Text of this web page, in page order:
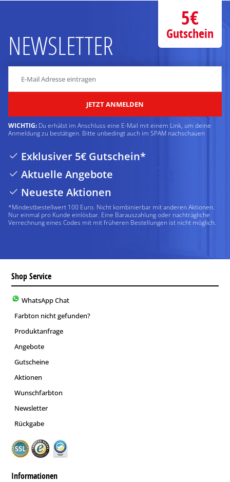
NEWSLETTER
JETZT ANMELDEN
WICHTIG: Du erhälst im Anschluss eine E-Mail mit einem Link, um deine
Anmeldung zu bestätigen. Bitte unbedingt auch im SPAM nachschauen
Exklusiver 5€ Gutschein*
Aktuelle Angebote
Neueste Aktionen
*Mindestbestellwert 100 Euro. Nicht kombinierbar mit anderen Aktionen.
Nur einmal pro Kunde einlösbar. Eine Barauszahlung oder nachträgliche
Verrechnung eines Codes mit mit früheren Bestellungen ist nicht möglich.
5€
Gutschein
Shop Service
WhatsApp Chat
Farbton nicht gefunden?
Produktanfrage
Angebote
Gutscheine
Aktionen
Wunschfarbton
Newsletter
Rückgabe
Informationen